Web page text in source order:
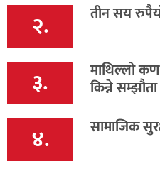
२. तीन सय
३. माथिल्लो
किन्ने
४. सामाजिक